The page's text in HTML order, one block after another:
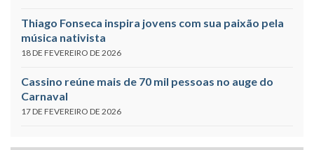
Thiago Fonseca inspira jovens com sua paixão pela
música nativista
18 DE FEVEREIRO DE 2026
Cassino reúne mais de 70 mil pessoas no auge do
Carnaval
17 DE FEVEREIRO DE 2026